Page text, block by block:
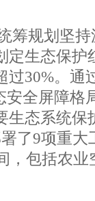
筹规划坚
定生态保护
30%。通
安全屏障格
生态系统保
了9项重
，包括农